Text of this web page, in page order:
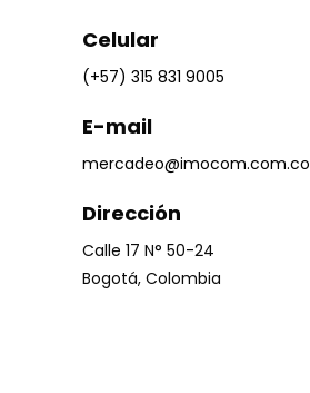
Celular
(+57) 315 831 9005
E-mail
mercadeo@imocom.com.co
Dirección
Calle 17 N° 50-24
Bogotá, Colombia